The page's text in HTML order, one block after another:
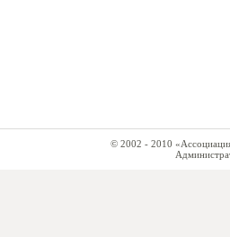
© 2002 - 2010 «Ассоциация